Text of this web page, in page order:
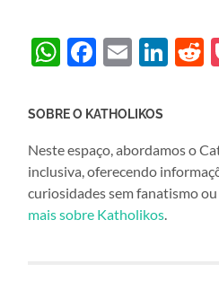
WhatsApp
Facebook
Email
SOBRE O KATHOLIKOS
Neste espaço, abordamos o
inclusiva, oferecendo
curiosidades sem fanatismo
mais sobre Katholikos.